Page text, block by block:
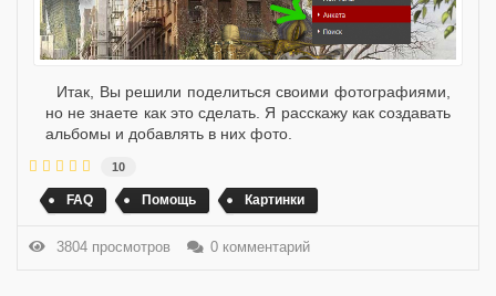
Итак, Вы решили поделиться своими фотографиями,
но не знаете как это сделать. Я расскажу как создавать
альбомы и добавлять в них фото.
10
FAQ Помощь Картинки
3804 просмотров 0 комментарий